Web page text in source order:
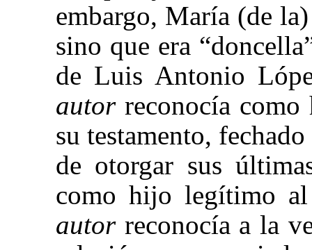
embargo, María (de
sino que era
de Luis Antonio
autor reconocía
su testamento,
de otorgar sus
como hijo legítimo
autorreconocía a la